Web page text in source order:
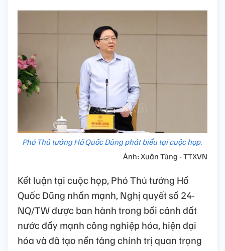
Phó Thủ tướng Hồ Quốc Dũng phát biểu tại cuộc họp.
Ảnh: Xuân Tùng - TTXVN
Kết luận tại cuộc họp, Phó Thủ tướng Hồ
Quốc Dũng nhấn mạnh, Nghị quyết số 24-
NQ/TW được ban hành trong bối cảnh đất
nước đẩy mạnh công nghiệp hóa, hiện đại
hóa và đã tạo nền tảng chính trị quan trọng